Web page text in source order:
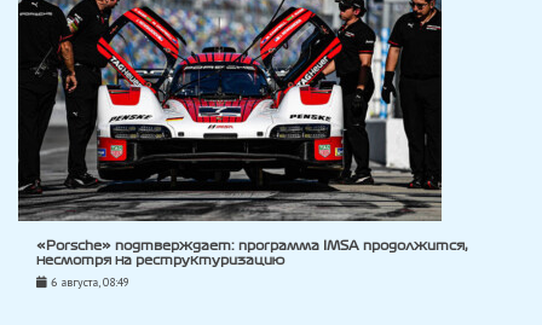
«Porsche» подтверждает: программа IMSA продолжится,
несмотря на реструктуризацию
6 августа, 08:49